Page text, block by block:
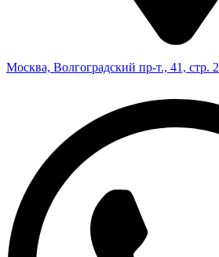
Москва, Волгоградский пр-т., 41, стр. 2